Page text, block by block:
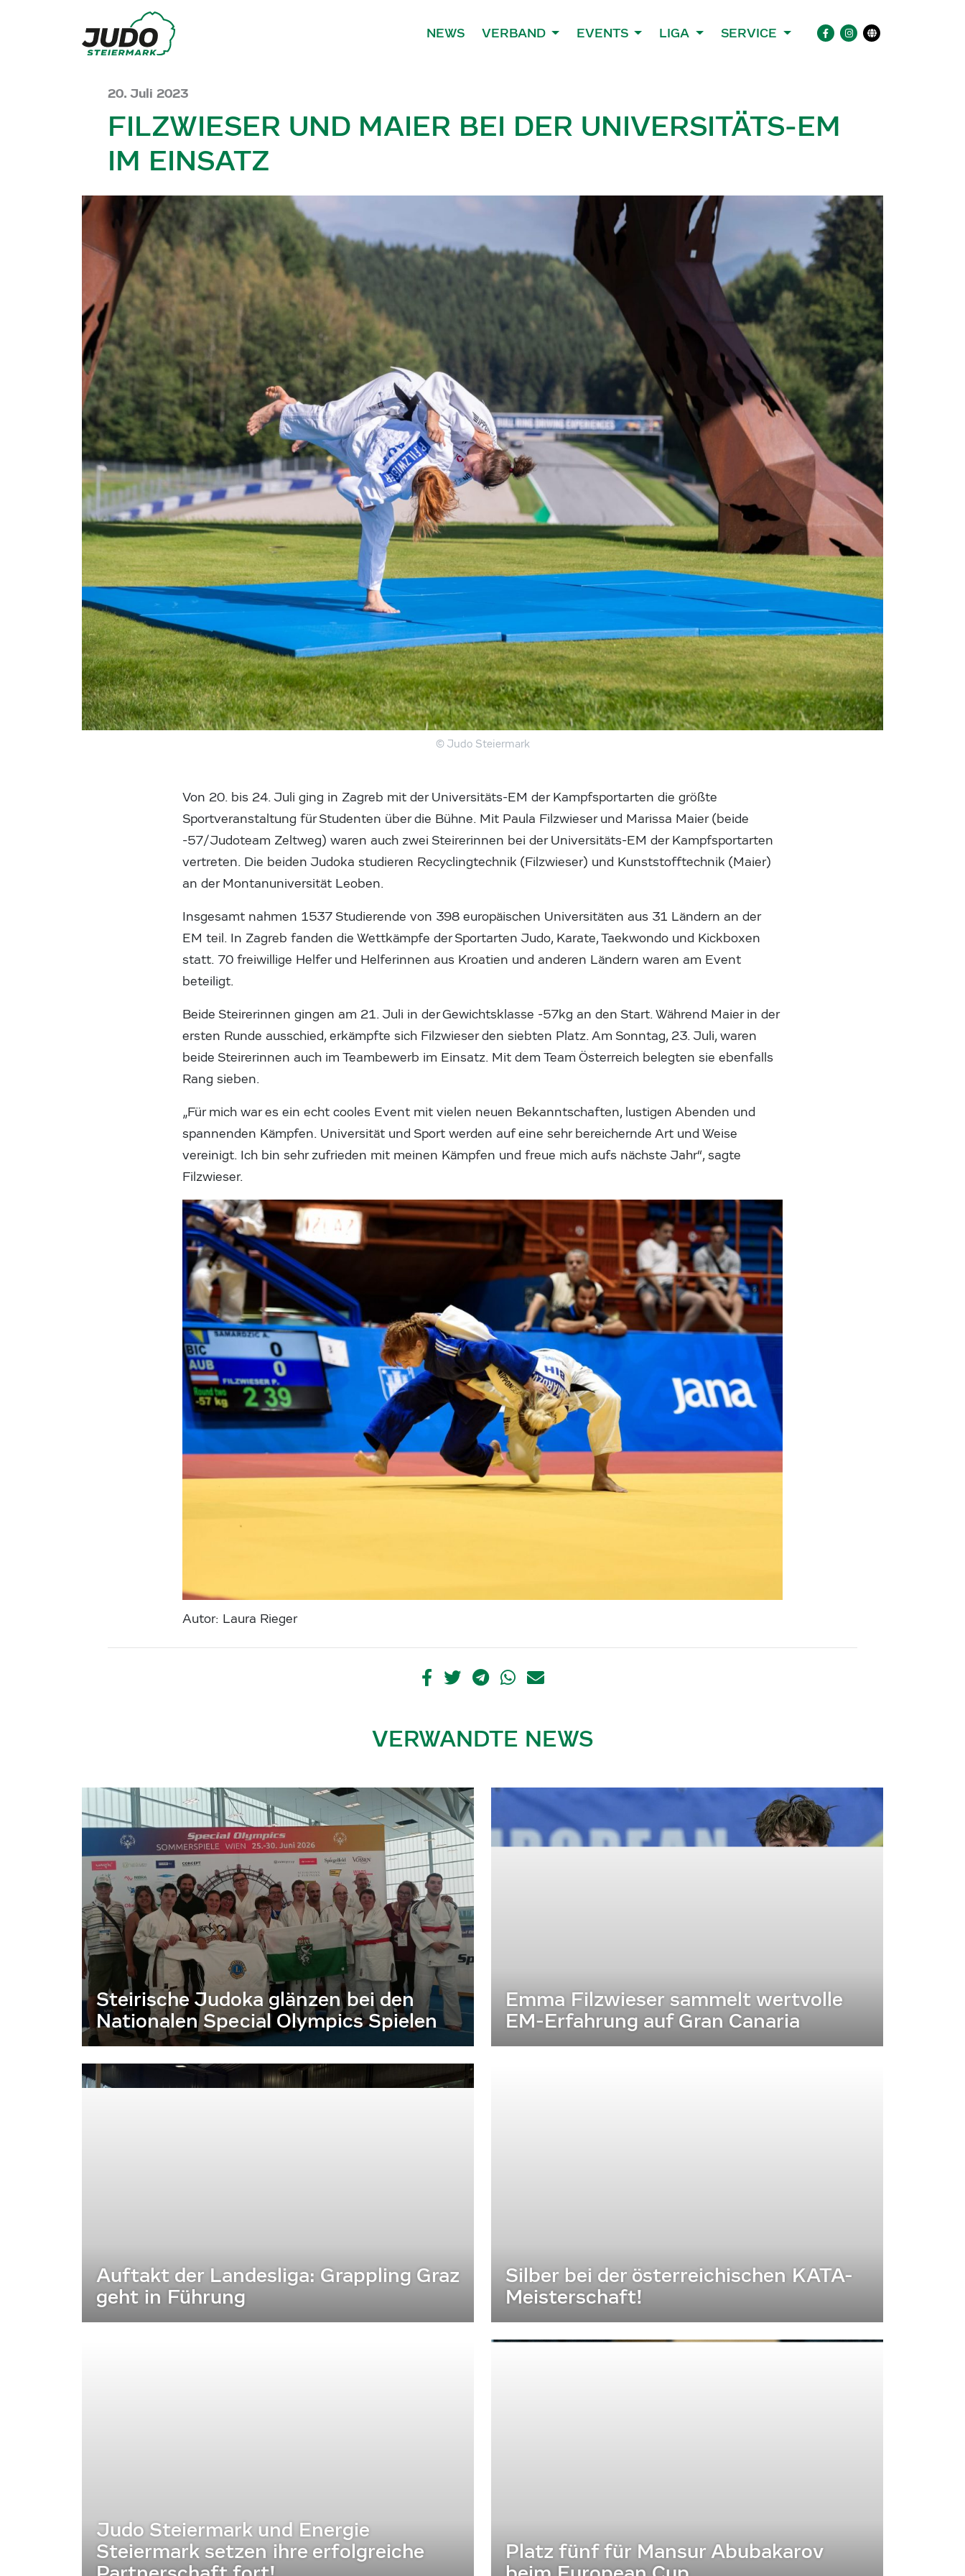
NEWS VERBAND EVENTS LIGA SERVICE
20. Juli 2023
FILZWIESER UND MAIER BEI DER UNIVERSITÄTS-EM
IM EINSATZ
© Judo Steiermark
Von 20. bis 24. Juli ging in Zagreb mit der Universitäts-EM der Kampfsportarten die größte
Sportveranstaltung für Studenten über die Bühne. Mit Paula Filzwieser und Marissa Maier (beide
-57/Judoteam Zeltweg) waren auch zwei Steirerinnen bei der Universitäts-EM der Kampfsportarten
vertreten. Die beiden Judoka studieren Recyclingtechnik (Filzwieser) und Kunststofftechnik (Maier)
an der Montanuniversität Leoben.
Insgesamt nahmen 1537 Studierende von 398 europäischen Universitäten aus 31 Ländern an der
EM teil. In Zagreb fanden die Wettkämpfe der Sportarten Judo, Karate, Taekwondo und Kickboxen
statt. 70 freiwillige Helfer und Helferinnen aus Kroatien und anderen Ländern waren am Event
beteiligt.
Beide Steirerinnen gingen am 21. Juli in der Gewichtsklasse -57kg an den Start. Während Maier in der
ersten Runde ausschied, erkämpfte sich Filzwieser den siebten Platz. Am Sonntag, 23. Juli, waren
beide Steirerinnen auch im Teambewerb im Einsatz. Mit dem Team Österreich belegten sie ebenfalls
Rang sieben.
„Für mich war es ein echt cooles Event mit vielen neuen Bekanntschaften, lustigen Abenden und
spannenden Kämpfen. Universität und Sport werden auf eine sehr bereichernde Art und Weise
vereinigt. Ich bin sehr zufrieden mit meinen Kämpfen und freue mich aufs nächste Jahr“, sagte
Filzwieser.
Autor: Laura Rieger
VERWANDTE NEWS
Steirische Judoka glänzen bei den
Nationalen Special Olympics Spielen
Emma Filzwieser sammelt wertvolle
EM-Erfahrung auf Gran Canaria
Auftakt der Landesliga: Grappling Graz
geht in Führung
Silber bei der österreichischen KATA-
Meisterschaft!
Judo Steiermark und Energie
Steiermark setzen ihre erfolgreiche
Platz fünf für Mansur Abubakarov